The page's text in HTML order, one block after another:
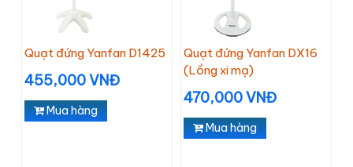
Quạt đứng Yanfan D1425
455,000 VNĐ
Mua hàng
Quạt đứng Yanfan DX16
(Lồng xi mạ)
470,000 VNĐ
Mua hàng